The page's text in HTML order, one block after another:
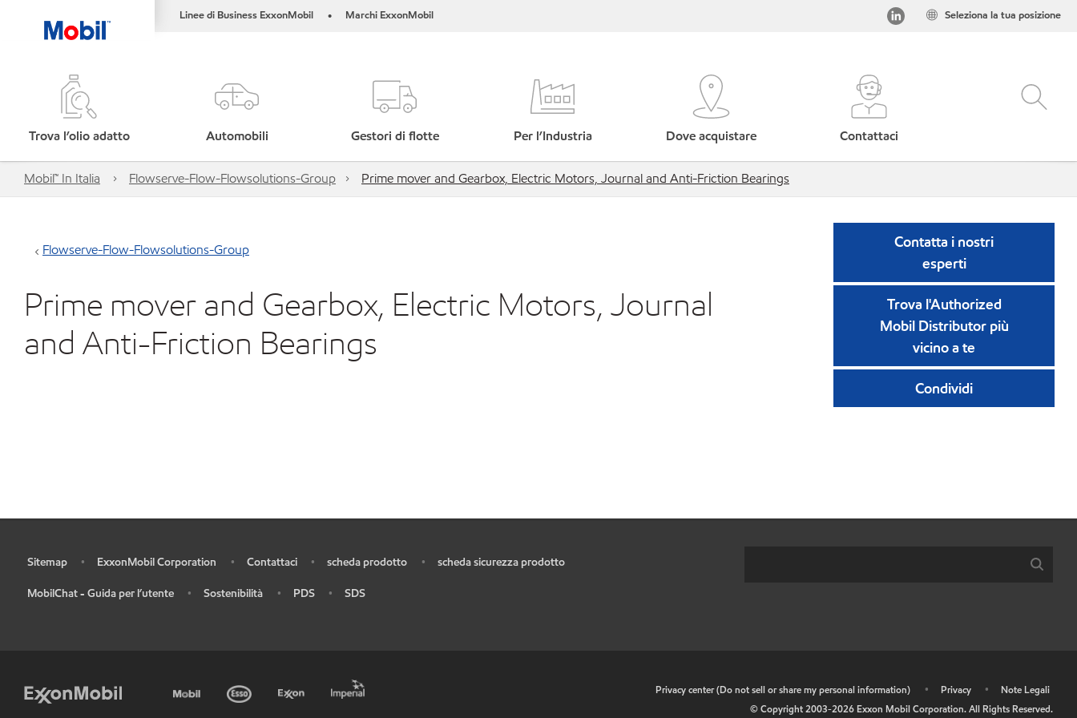
Linee di Business ExxonMobil • Marchi ExxonMobil Seleziona la tua posizione
Trova l’olio adatto Automobili Gestori di flotte Per l’Industria Dove acquistare Contattaci
Mobil™ In Italia Flowserve-Flow-Flowsolutions-Group Prime mover and Gearbox, Electric Motors, Journal and Anti-Friction Bearings
Flowserve-Flow-Flowsolutions-Group
Prime mover and Gearbox, Electric Motors, Journal
and Anti-Friction Bearings
Contatta i nostri
esperti
Trova l'Authorized
Mobil Distributor più
vicino a te
Condividi
Sitemap • ExxonMobil Corporation • Contattaci • scheda prodotto • scheda sicurezza prodotto
MobilChat - Guida per l’utente • Sostenibilità • PDS • SDS
Privacy center (Do not sell or share my personal information) • Privacy •
Note Legali
© Copyright 2003-2026 Exxon Mobil Corporation. All Rights Reserved.